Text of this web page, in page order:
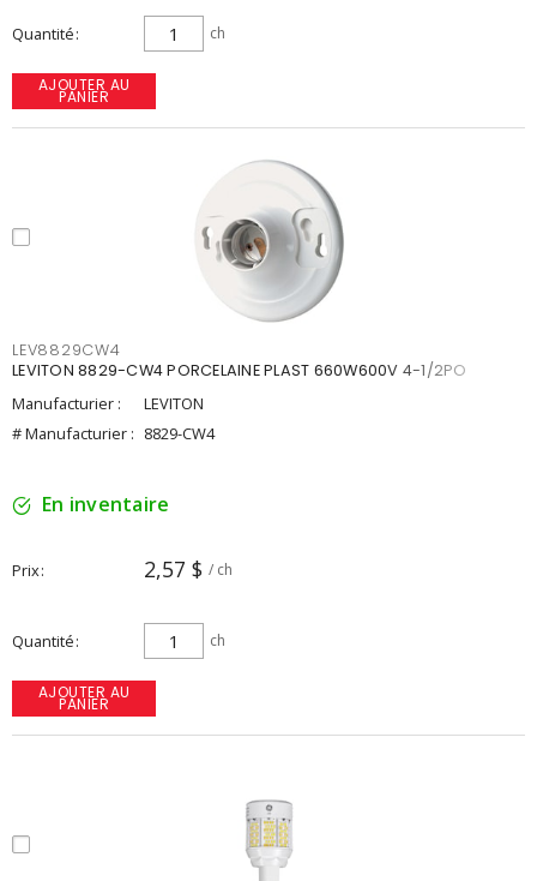
Quantité ch
AJOUTER AU
PANIER
LEV8829CW4
LEVITON 8829-CW4 PORCELAINE PLAST 660W600V 4-1/2PO
Manufacturier :
LEVITON
# Manufacturier : 8829-CW4
En inventaire
Prix 2,57 $ / ch
Quantité ch
AJOUTER AU
PANIER